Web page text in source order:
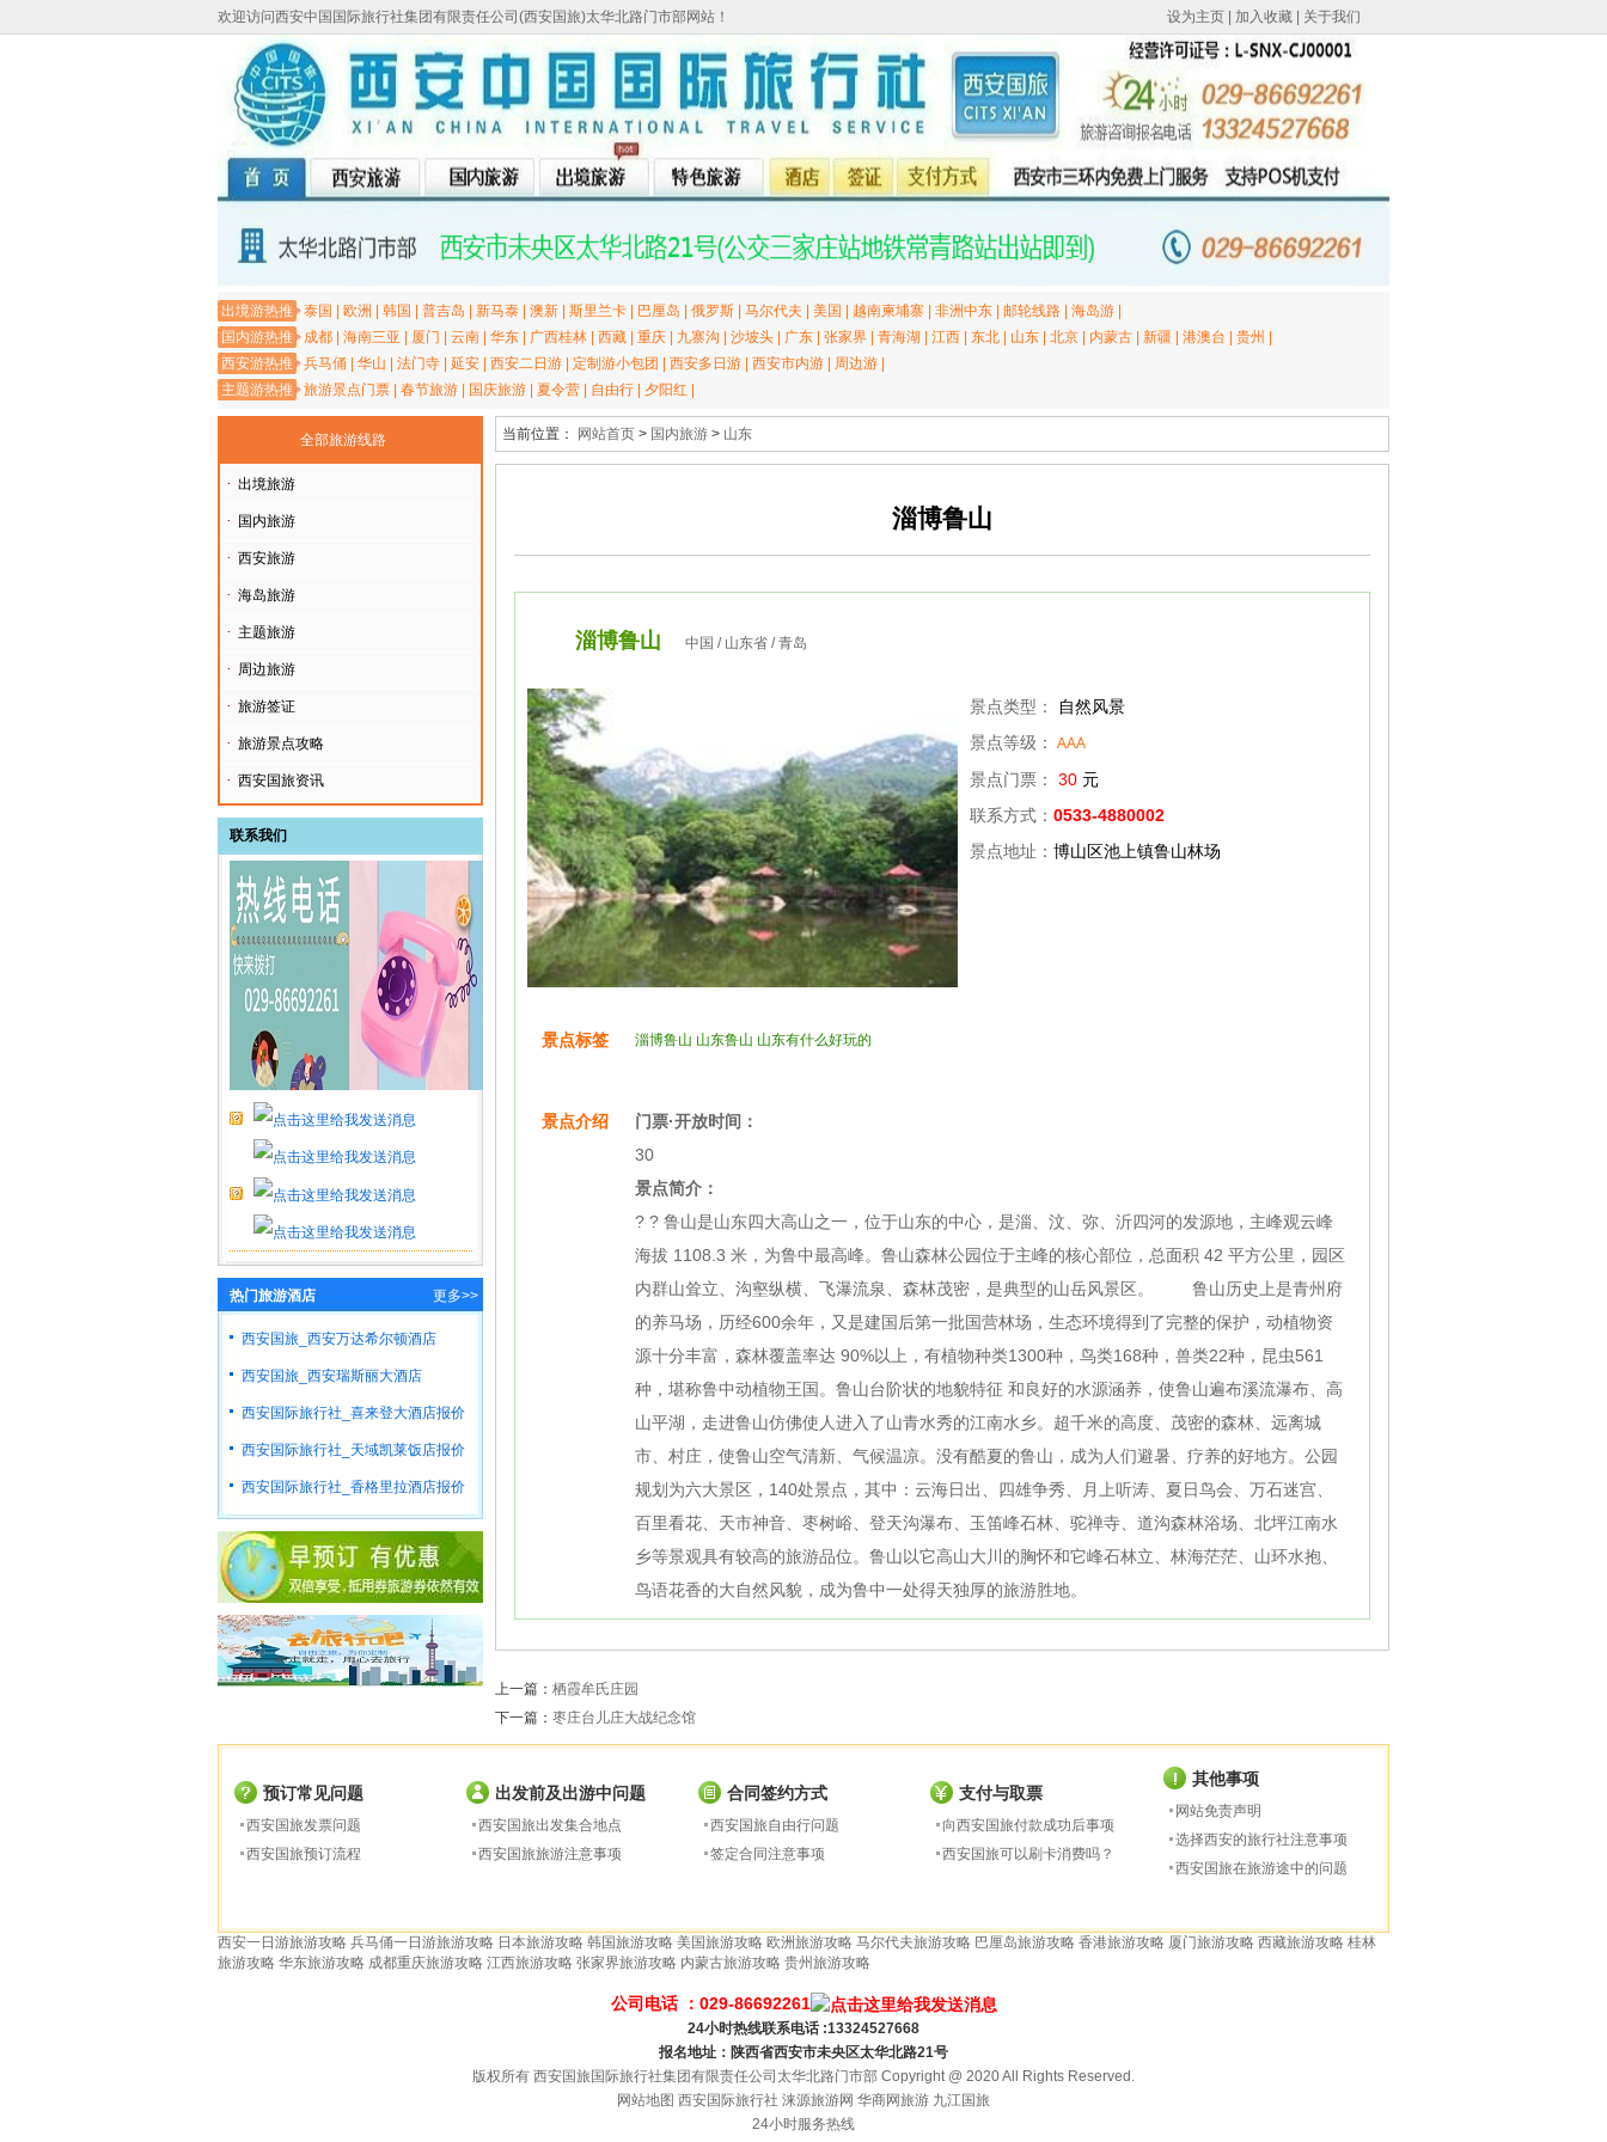
欢迎访问西安中国国际旅行社集团有限责任公司(西安国旅)太华北路门市部网站！ 设为主页 加入收藏 关于我们
出境游热推泰国 欧洲 韩国 普吉岛 新马泰 澳新 斯里兰卡 巴厘岛 俄罗斯 马尔代夫 美国 越南柬埔寨 非洲中东 邮轮线路 海岛游
国内游热推 成都 海南三亚 厦门 云南 华东 广西桂林 西藏 重庆 九寨沟 沙坡头 广东 张家界 青海湖 江西 东北 山东 北京 内蒙古 新疆 港澳台 贵州
西安游热推兵马俑 华山 法门寺 延安 西安二日游 定制游小包团 西安多日游 西安市内游 周边游
主题游热推旅游景点门票 春节旅游 国庆旅游 夏令营 自由行 夕阳红
全部旅游线路
· 出境旅游
· 国内旅游
· 西安旅游
· 海岛旅游
· 主题旅游
· 周边旅游
· 旅游签证
· 旅游景点攻略
· 西安国旅资讯
联系我们
热门旅游酒店 更多>>
西安国旅_西安万达希尔顿酒店
西安国旅_西安瑞斯丽大酒店
西安国际旅行社_喜来登大酒店报价
西安国际旅行社_天域凯莱饭店报价
西安国际旅行社_香格里拉酒店报价
当前位置： 网站首页 > 国内旅游 > 山东
淄博鲁山
淄博鲁山 中国 / 山东省 / 青岛
景点类型：
自然风景
景点等级：
AAA
景点门票： 30 元
联系方式： 0533-4880002
景点地址： 博山区池上镇鲁山林场
景点标签 淄博鲁山 山东鲁山 山东有什么好玩的
景点介绍
门票·开放时间：
30
景点简介：
? ? 鲁山是山东四大高山之一，位于山东的中心，是淄、汶、弥、沂四河的发源地，主峰观云峰
海拔 1108.3 米，为鲁中最高峰。鲁山森林公园位于主峰的核心部位，总面积 42 平方公里，园区
内群山耸立、沟壑纵横、飞瀑流泉、森林茂密，是典型的山岳风景区。 鲁山历史上是青州府
的养马场，历经600余年，又是建国后第一批国营林场，生态环境得到了完整的保护，动植物资
源十分丰富，森林覆盖率达 90%以上，有植物种类1300种，鸟类168种，兽类22种，昆虫561
种，堪称鲁中动植物王国。鲁山台阶状的地貌特征 和良好的水源涵养，使鲁山遍布溪流瀑布、高
山平湖，走进鲁山仿佛使人进入了山青水秀的江南水乡。超千米的高度、茂密的森林、远离城
市、村庄，使鲁山空气清新、气候温凉。没有酷夏的鲁山，成为人们避暑、疗养的好地方。公园
规划为六大景区，140处景点，其中：云海日出、四雄争秀、月上听涛、夏日鸟会、万石迷宫、
百里看花、天市神音、枣树峪、登天沟瀑布、玉笛峰石林、驼禅寺、道沟森林浴场、北坪江南水
乡等景观具有较高的旅游品位。鲁山以它高山大川的胸怀和它峰石林立、林海茫茫、山环水抱、
鸟语花香的大自然风貌，成为鲁中一处得天独厚的旅游胜地。
上一篇： 栖霞牟氏庄园
下一篇： 枣庄台儿庄大战纪念馆
预订常见问题
西安国旅发票问题
西安国旅预订流程
出发前及出游中问题
西安国旅出发集合地点
西安国旅旅游注意事项
合同签约方式
西安国旅自由行问题
签定合同注意事项
支付与取票
向西安国旅付款成功后事项
西安国旅可以刷卡消费吗？
其他事项
网站免责声明
选择西安的旅行社注意事项
西安国旅在旅游途中的问题
西安一日游旅游攻略 兵马俑一日游旅游攻略 日本旅游攻略 韩国旅游攻略 美国旅游攻略 欧洲旅游攻略 马尔代夫旅游攻略 巴厘岛旅游攻略 香港旅游攻略 厦门旅游攻略 西藏旅游攻略 桂林
旅游攻略 华东旅游攻略 成都重庆旅游攻略 江西旅游攻略 张家界旅游攻略 内蒙古旅游攻略 贵州旅游攻略
公司电话 ：029-86692261
24小时热线联系电话 :13324527668
报名地址：陕西省西安市未央区太华北路21号
版权所有 西安国旅国际旅行社集团有限责任公司太华北路门市部 Copyright @ 2020 All Rights Reserved.
网站地图 西安国际旅行社 涞源旅游网 华商网旅游 九江国旅
24小时服务热线